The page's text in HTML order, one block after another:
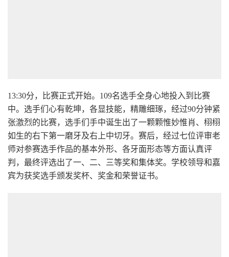
13:30分，比赛正式开始。109名选手全身心地投入到比赛
中。选手们心有乾坤，各显技能，精雕细琢，经过90分钟紧
张激烈的比赛，选手们手中诞生出了一颗颗惟妙惟肖、栩栩
如生的右下第一磨牙及右上中切牙。赛后，经过七位评审老
师对参赛选手作品的基本外形、各牙面形态等方面认真评
判，最终评选出了一、二、三等奖和集体奖。学校领导和嘉
宾为获奖选手颁发奖杯、奖金和荣誉证书。